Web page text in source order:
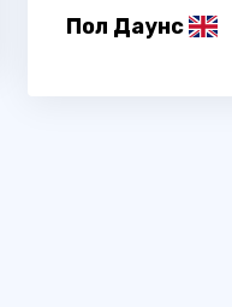
Пол Даунс